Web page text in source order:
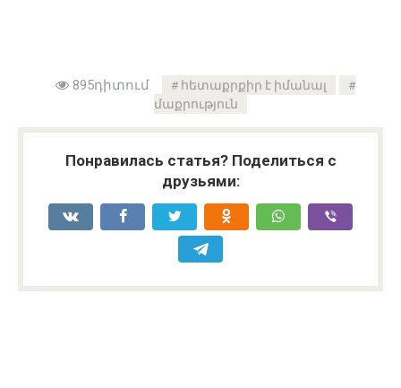
895դիտում
հետաքրքիր է իմանալ
մաքրություն
Понравилась статья? Поделиться с
друзьями: